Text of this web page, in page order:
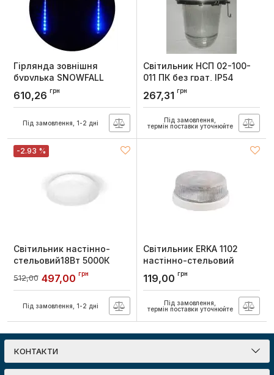
Гірлянда зовнішня
бурулька SNOWFALL
192LED 8*30см (синє
світло) прзора IP44 Delux
610,26 грн
Під замовлення, 1-2 дні
Світильник НСП 02-100-
011 ПК без грат, IP54
кріплення на гак
Артикул:
267,31 грн
Під замовлення,
термін поставки уточнюйте
-2.93 %
Світильник настінно-
стельовий18Вт 5000К
Орбіта, TITANUM
TLCL-185OR
512,00 497,00 грн
Під замовлення, 1-2 дні
Світильник ERKA 1102
настінно-стельовий
круглий білий-прозорий
E27 IP20
119,00 грн
Під замовлення,
термін поставки уточнюйте
КОНТАКТИ